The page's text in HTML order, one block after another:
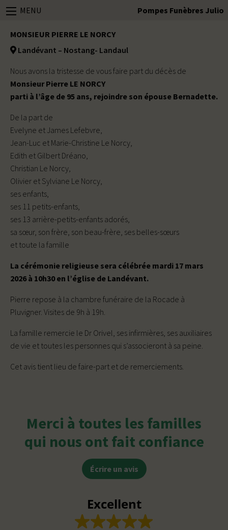
MENU Pompes Funèbres Julio
MONSIEUR PIERRE LE NORCY
Landévant – Nostang- Landaul
Nous avons la tristesse de vous faire part du décès de
Monsieur Pierre LE NORCY
parti à l’âge de 95 ans, rejoindre son épouse Bernadette.
De la part de
Evelyne et James Lefebvre,
Jean-Luc et Marie-Christine Le Norcy,
Edith et Gilbert Dréano,
Christian Le Norcy,
Olivier et Sylviane Le Norcy,
ses enfants,
ses 11 petits-enfants,
ses 13 arrière-petits-enfants adorés,
sa sœur, son frère, son beau-frère, ses belles-sœurs
et toute la famille
La cérémonie religieuse sera célébrée mardi 17 mars
2026 à 10h30 en l’église de Landévant.
Pierre repose à la chambre funéraire de la Rocade à
Pluvigner. Visites de 9h à 19h.
La famille remercie le Dr Orivel, ses infirmières, ses auxiliaires
de vie et toutes les personnes qui s’associeront à sa peine.
Cet avis tient lieu de faire-part et de remerciements.
Merci à toutes les familles
qui nous ont fait confiance
Écrire un avis
Excellent